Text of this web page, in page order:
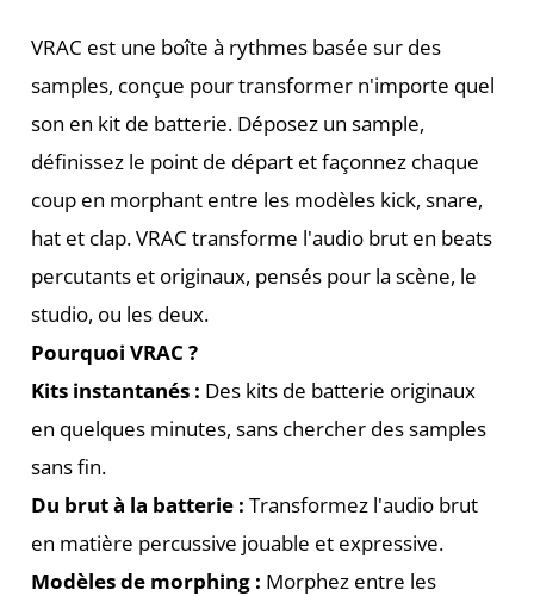
VRAC est une boîte à rythmes basée sur des
samples, conçue pour transformer n'importe quel
son en kit de batterie. Déposez un sample,
définissez le point de départ et façonnez chaque
coup en morphant entre les modèles kick, snare,
hat et clap. VRAC transforme l'audio brut en beats
percutants et originaux, pensés pour la scène, le
studio, ou les deux.
Pourquoi VRAC ?
Kits instantanés : Des kits de batterie originaux
en quelques minutes, sans chercher des samples
sans fin.
Du brut à la batterie : Transformez l'audio brut
en matière percussive jouable et expressive.
Modèles de morphing : Morphez entre les